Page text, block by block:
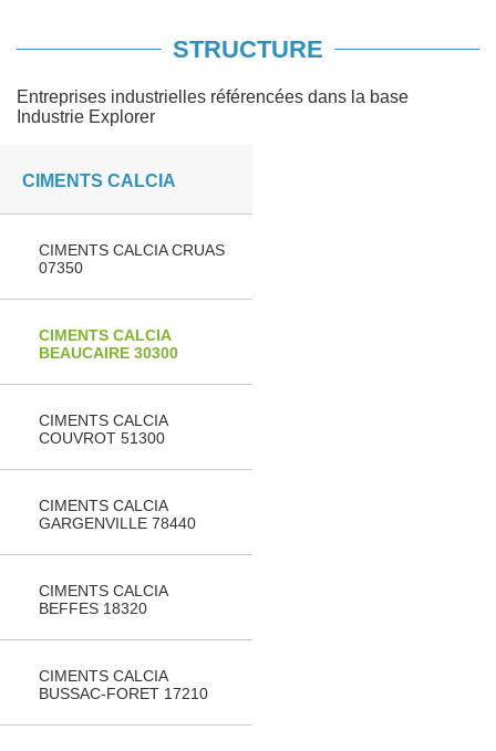
STRUCTURE
Entreprises industrielles référencées dans la base
Industrie Explorer
CIMENTS CALCIA
CIMENTS CALCIA CRUAS
07350
CIMENTS CALCIA
BEAUCAIRE 30300
CIMENTS CALCIA
COUVROT 51300
CIMENTS CALCIA
GARGENVILLE 78440
CIMENTS CALCIA
BEFFES 18320
CIMENTS CALCIA
BUSSAC-FORET 17210